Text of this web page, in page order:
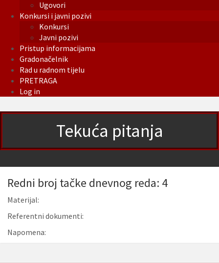
Ugovori
Konkursi i javni pozivi
Konkursi
Javni pozivi
Pristup informacijama
Gradonačelnik
Rad u radnom tijelu
PRETRAGA
Log in
Tekuća pitanja
Redni broj tačke dnevnog reda: 4
Materijal:
Referentni dokumenti:
Napomena: